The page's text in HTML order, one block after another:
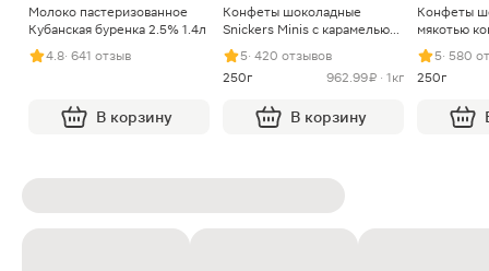
Молоко пастеризованное
Кубанская буренка 2.5% 1.4л
4.8· 641 отзыв
В корзину
Конфеты шоколадные
Snickers Minis с карамелью
арахисом и нугой
5· 420 отзывов
250г
962.99 ₽ · 1кг
В корзину
Конфеты
мякотью
5· 580
250г